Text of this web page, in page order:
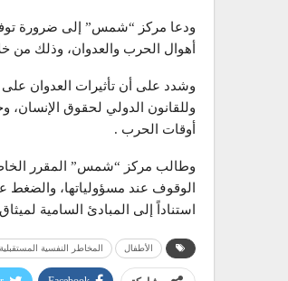
ودعا مركز “شمس” إلى ضرورة توفير
أهوال الحرب والعدوان، وذلك من
وشدد على أن تأثيرات العدوان على
وللقانون الدولي لحقوق الإنسان،
أوقات الحرب .
وطالب مركز “شمس” المقرر الخاص
الوقوف عند مسؤولياتها،
استناداً إلى المبادئ السامية
الأطفال المخاطر النفسية المستقبلية